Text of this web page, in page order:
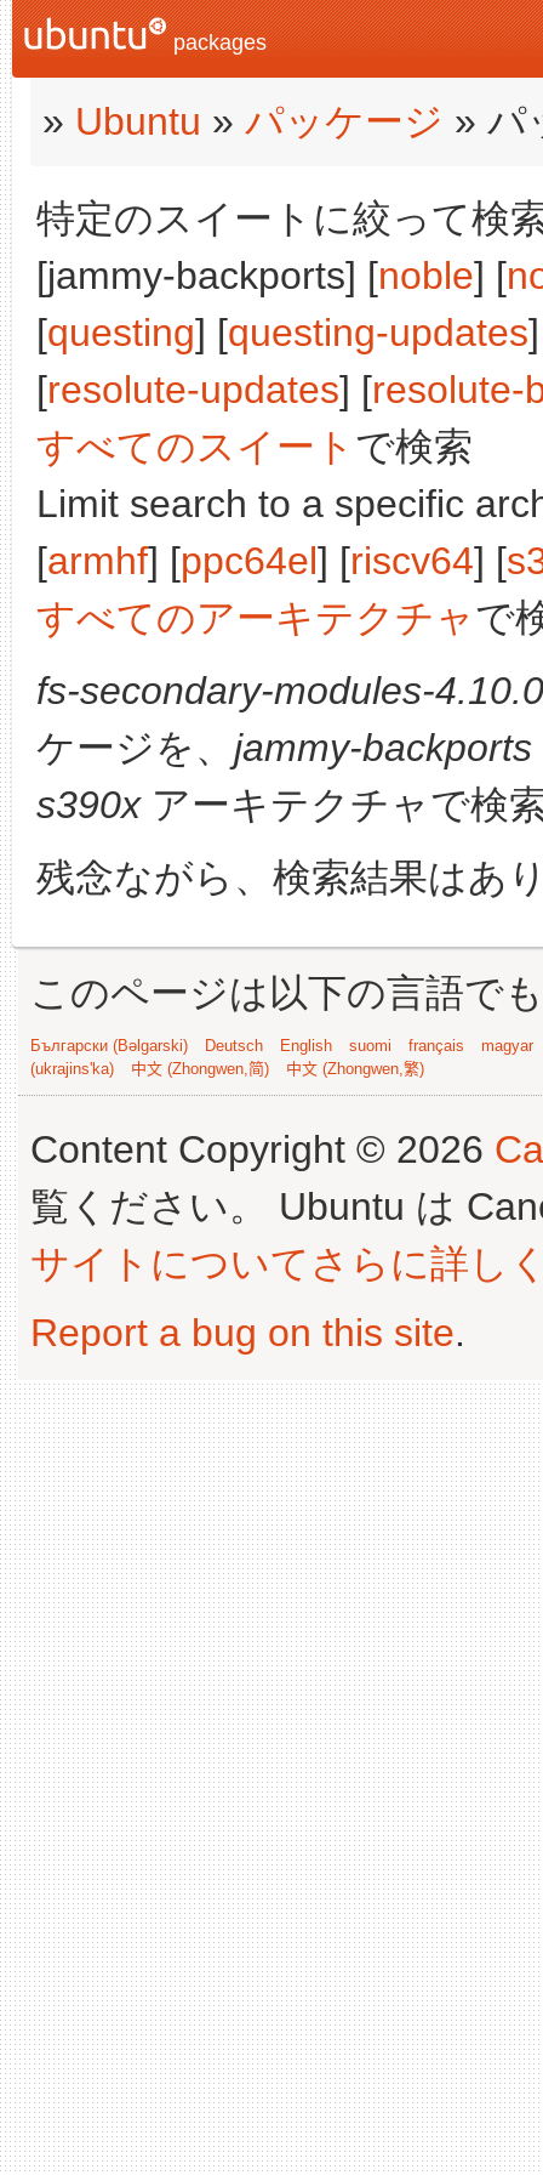
packages
» Ubuntu » パッケージ » パ
特定のスイートに絞って検
[jammy-backports] [noble] [
[questing] [questing-updates
[resolute-updates] [resolute-
すべてのスイート で検索
Limit search to a specific
[armhf] [ppc64el] [riscv64] [
すべてのアーキテクチャで
fs-secondary-modules-
ケージを、 jammy-backports
s390xアーキテクチャで検
残念ながら、検索結果はあ
このページは以下の言語で
Български (Bəlgarski) Deutsch English suomi français
magyar
(ukrajins'ka)
中文 (Zhongwen,简) 中文 (Zhongwen,繁)
Content Copyright © 2026
覧ください。 Ubuntu は
サイトについてさらに詳し
Report a bug on this site.